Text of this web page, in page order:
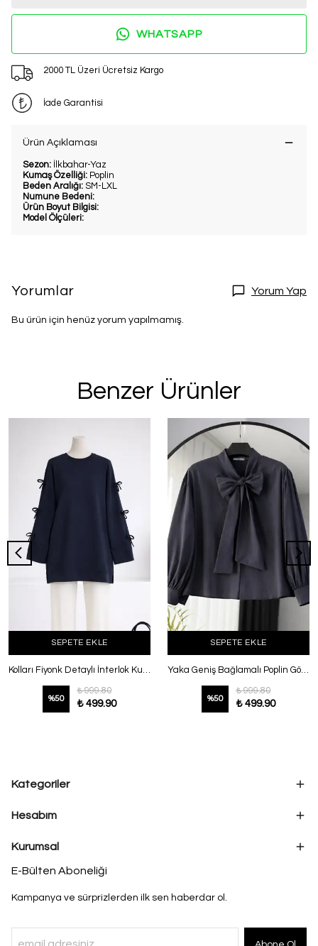
WHATSAPP
2000 TL Üzeri Ücretsiz Kargo
İade Garantisi
Ürün Açıklaması
Sezon: İlkbahar-Yaz
Kumaş Özelliği: Poplin
Beden Aralığı: SM-LXL
Numune Bedeni:
Ürün Boyut Bilgisi:
Model Ölçüleri:
Yorumlar Yorum Yap
Bu ürün için henüz yorum yapılmamış.
Benzer Ürünler
SEPETE EKLE
Kolları Fiyonk Detaylı İnterlok Kumaş Tunik Lacivert
%50
₺ 999.80
₺ 499.90
SEPETE EKLE
Yaka Geniş Bağlamalı Poplin Gömlek Antrasit
%50
₺ 999.80
₺ 499.90
Kategoriler
Hesabım
Kurumsal
E-Bülten Aboneliği
Kampanya ve sürprizlerden ilk sen haberdar ol.